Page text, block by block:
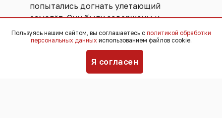
попытались догнать улетающий
самолёт. Они были задержаны и
переданы ФСБ. Угрозы безопасности
полётов не возникло, никто не
сообщили
в пресс-службе
Пользуясь нашим сайтом, вы соглашаетесь с политикой обработки
персональных данных использованием файлов cookie.
Я согласен